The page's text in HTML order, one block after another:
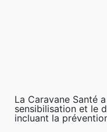
La Caravane Santé
sensibilisation et le
incluant la